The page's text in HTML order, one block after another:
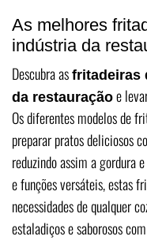
As melhores
indústria da
Descubra as fritadeiras
da restauração e
Os diferentes modelos de
preparar pratos deliciosos
reduzindo assim a gordura
e funções versáteis, estas
necessidades de qualquer
estaladiços e saborosos